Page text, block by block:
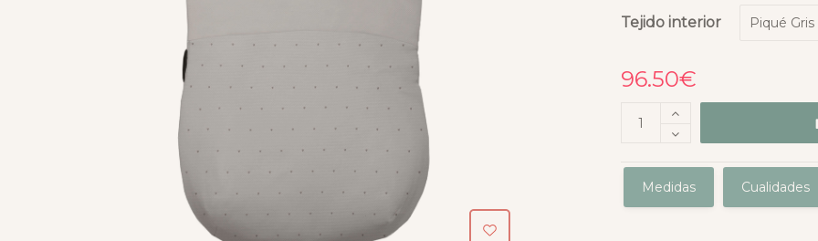
Tejido interior
96.50€
Medidas Cualidades